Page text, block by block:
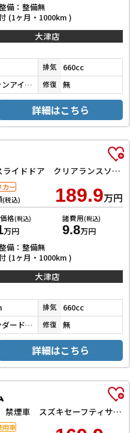
備：整備無
(1ヶ月・1000km )
大津店
排気 660cc
シフォンアイボリーメタリック 修復 無
詳細はこちら
ターボ バックカメラ 両側電動スライドドア クリアランスソナー オートクルーズコントロール オートライト スマートキー アイドリングストップ 電動格納ミラー シートヒーター ベンチシート CVT ESC
(税込) 189.9万円
格(税込)
万円
諸費用(税込)
9.8万円
備：整備無
(1ヶ月・1000km )
カー
大津店
排気 660cc
スタンダードブラック 修復 無
詳細はこちら
ハイブリッドGS 届出済未使用車 禁煙車 スズキセーフティサポート アダプティブクルーズコントロール 電子パーキング 左パワースライドドア LEDヘッドライト スマートキー アイドリングストップ 障害物センサー
用車